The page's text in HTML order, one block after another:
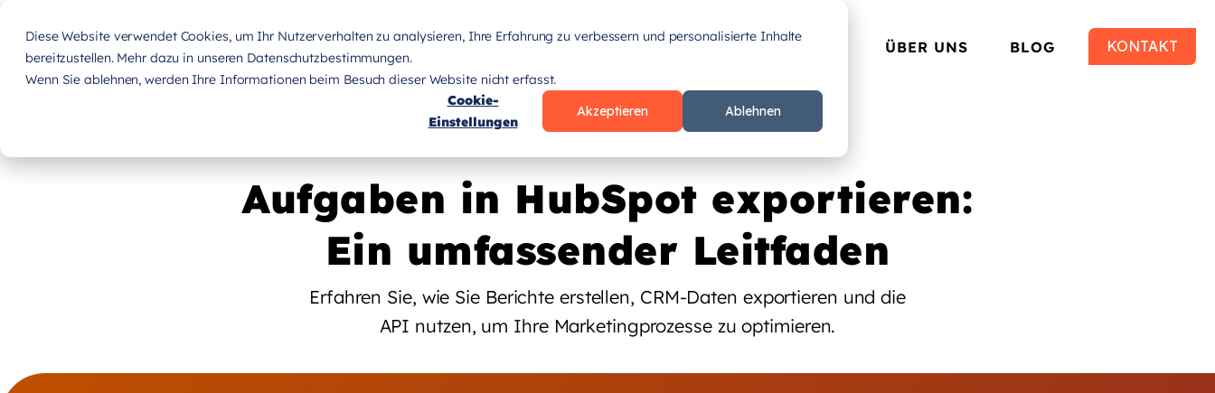
Diese Website verwendet Cookies, um Ihr Nutzerverhalten zu analysieren, Ihre Erfahrung zu verbessern und personalisierte Inhalte
bereitzustellen. Mehr dazu in unseren Datenschutzbestimmungen.
Wenn Sie ablehnen, werden Ihre Informationen beim Besuch dieser Website nicht erfasst.
Cookie-
Einstellungen
Akzeptieren Ablehnen
LEISTUNGEN REFERENZEN ÜBER UNS BLOG KONTAKT
Aufgaben in HubSpot exportieren:
Ein umfassender Leitfaden
Erfahren Sie, wie Sie Berichte erstellen, CRM-Daten exportieren und die
API nutzen, um Ihre Marketingprozesse zu optimieren.